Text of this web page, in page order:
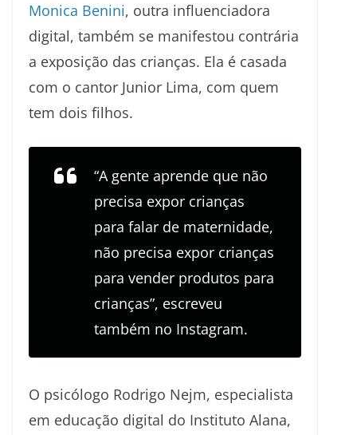
Monica Benini, outra influenciadora
digital, também se manifestou contrária
a exposição das crianças. Ela é casada
com o cantor Junior Lima, com quem
tem dois filhos.
“A gente aprende que não
precisa expor crianças
para falar de maternidade,
não precisa expor crianças
para vender produtos para
crianças”, escreveu
também no Instagram.
O psicólogo Rodrigo Nejm, especialista
em educação digital do Instituto Alana,